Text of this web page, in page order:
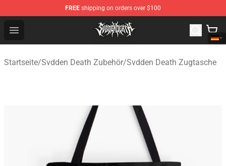
FREE shipping on orders over $100
Open menu
Svdden Death Shop - Official Svdden Death
Startseite/Svdden Death Zubehör/Svdden Death Zugtasche